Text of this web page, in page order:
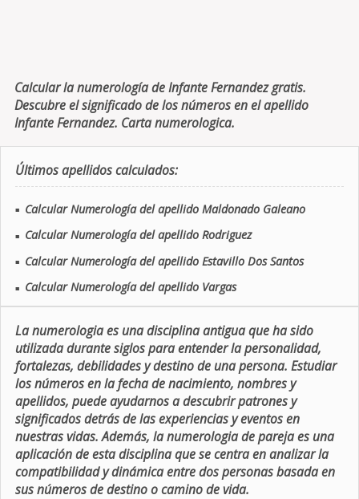
Calcular la numerología de Infante Fernandez gratis.
Descubre el significado de los números en el apellido
Infante Fernandez. Carta numerologica.
Últimos apellidos calculados:
■ Calcular Numerología del apellido Maldonado Galeano
■ Calcular Numerología del apellido Rodriguez
■ Calcular Numerología del apellido Estavillo Dos Santos
■ Calcular Numerología del apellido Vargas
La numerologia es una disciplina antigua que ha sido
utilizada durante siglos para entender la personalidad,
fortalezas, debilidades y destino de una persona. Estudiar
los números en la fecha de nacimiento, nombres y
apellidos, puede ayudarnos a descubrir patrones y
significados detrás de las experiencias y eventos en
nuestras vidas. Además, la numerologia de pareja es una
aplicación de esta disciplina que se centra en analizar la
compatibilidad y dinámica entre dos personas basada en
sus números de destino o camino de vida.